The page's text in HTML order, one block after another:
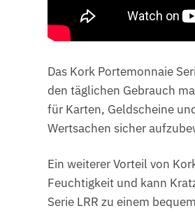
Das Kork Portemonnaie
den täglichen Gebrauch
für Karten, Geldscheine
Wertsachen sicher
Ein weiterer Vorteil von
Feuchtigkeit und kann
Serie LRR zu einem